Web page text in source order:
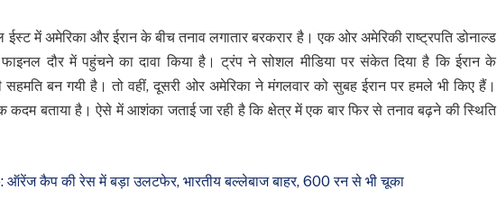
ईस्ट में अमेरिका और ईरान के बीच तनाव लगातार बरकरार है। एक ओर अमेरिकी राष्ट्रपति डोनाल्ड
दौर में पहुंचने का दावा किया है। ट्रंप ने सोशल मीडिया पर संकेत दिया है कि ईरान के
सहमति बन गयी है। तो वहीं, दूसरी ओर अमेरिका ने मंगलवार को सुबह ईरान पर हमले भी किए हैं।
कदम बताया है। ऐसे में आशंका जताई जा रही है कि क्षेत्र में एक बार फिर से तनाव बढ़ने की स्थिति
कैप की रेस में बड़ा उलटफेर, भारतीय बल्लेबाज बाहर, 600 रन से भी चूका